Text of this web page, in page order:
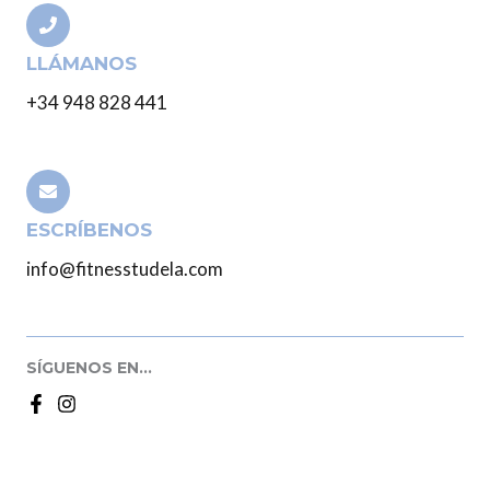
LLÁMANOS
+34 948 828 441
ESCRÍBENOS
info@fitnesstudela.com
SÍGUENOS EN...